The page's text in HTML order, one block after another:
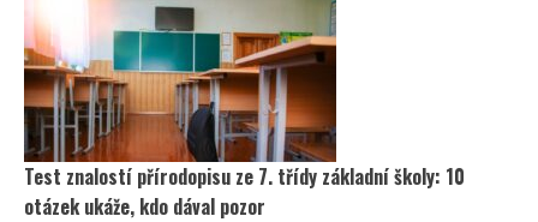
Test znalostí přírodopisu ze 7. třídy základní školy: 10
otázek ukáže, kdo dával pozor